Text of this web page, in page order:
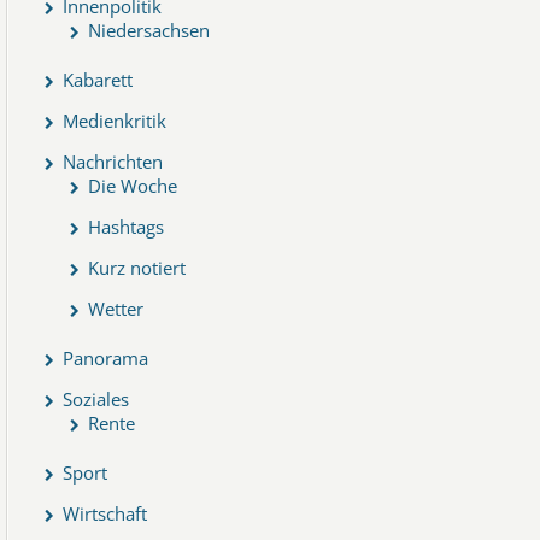
Innenpolitik
Niedersachsen
Kabarett
Medienkritik
Nachrichten
Die Woche
Hashtags
Kurz notiert
Wetter
Panorama
Soziales
Rente
Sport
Wirtschaft